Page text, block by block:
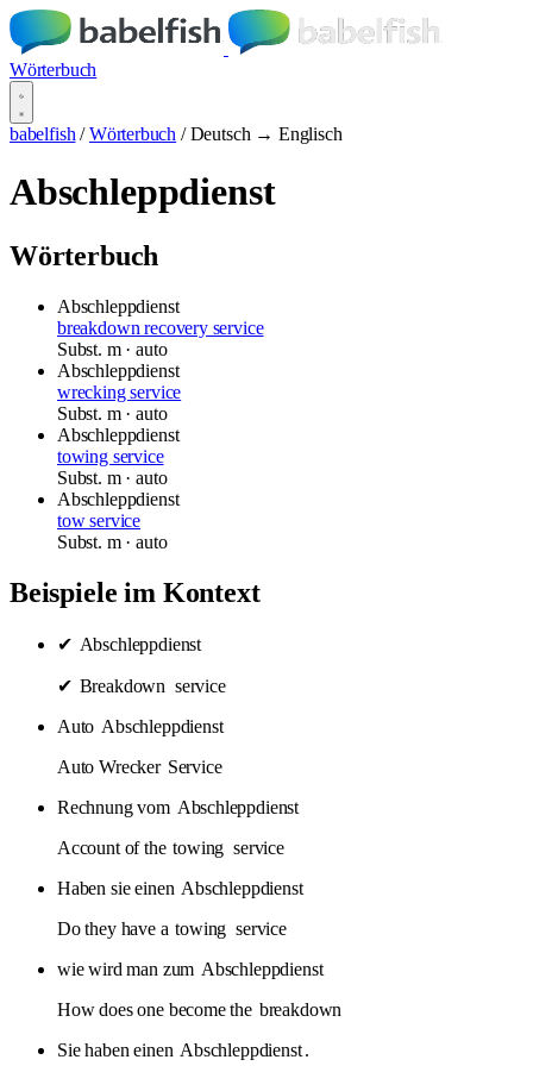
Wörterbuch
babelfish / Wörterbuch / Deutsch → Englisch
Abschleppdienst
Wörterbuch
Abschleppdienst
breakdown recovery service
Subst. m· auto
Abschleppdienst
wrecking service
Subst. m· auto
Abschleppdienst
towing service
Subst. m· auto
Abschleppdienst
tow service
Subst. m· auto
Beispiele im Kontext
✔ Abschleppdienst
✔ Breakdown service
Auto Abschleppdienst
Auto Wrecker Service
Rechnung vom Abschleppdienst
Account of the towing service
Haben sie einen Abschleppdienst
Do they have a towing service
wie wird man zum Abschleppdienst
How does one become the breakdown
Sie haben einen Abschleppdienst .